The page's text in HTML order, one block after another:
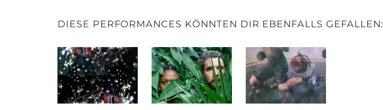
DIESE PERFORMANCES KÖNNTEN DIR EBENFALLS GEFALLEN: